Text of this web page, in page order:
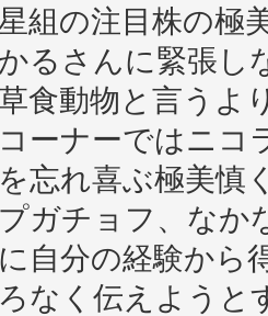
組の注目株の極
かるさんに緊張し
食動物と言うよ
コーナーではニコ
を忘れ喜ぶ極美慎
プガチョフ、なか
に自分の経験から
ろなく伝えようと